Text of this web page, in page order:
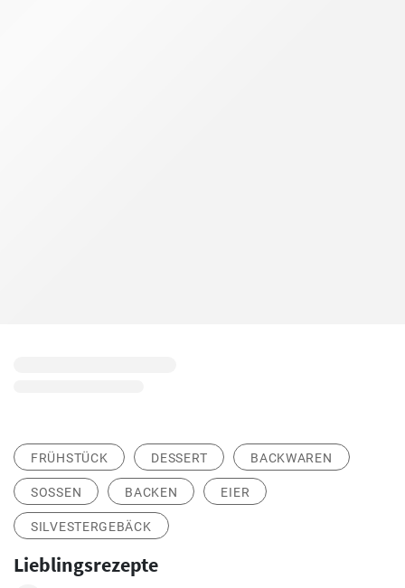
FRÜHSTÜCK DESSERT BACKWAREN
SOSSEN BACKEN EIER
SILVESTERGEBÄCK
Lieblingsrezepte